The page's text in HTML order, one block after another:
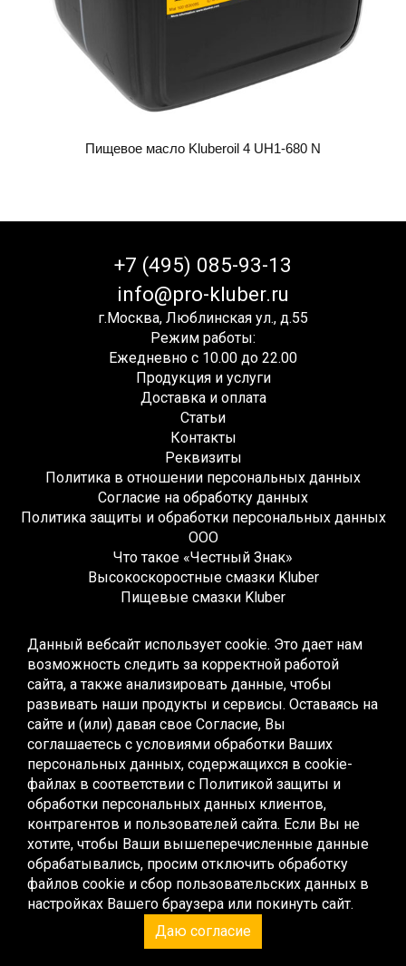
Данный вебсайт использует cookie. Это дает нам
возможность следить за корректной работой
сайта, а также анализировать данные, чтобы
развивать наши продукты и сервисы. Оставаясь на
сайте и (или) давая свое Согласие, Вы
соглашаетесь с условиями обработки Ваших
персональных данных, содержащихся в cookie-
файлах в соответствии с Политикой защиты и
обработки персональных данных клиентов,
контрагентов и пользователей сайта. Если Вы не
хотите, чтобы Ваши вышеперечисленные данные
обрабатывались, просим отключить обработку
файлов cookie и сбор пользовательских данных в
настройках Вашего браузера или покинуть сайт.
Даю согласие
Пищевое масло Kluberoil 4 UH1-680 N
+7 (495) 085-93-13
info@pro-kluber.ru
г.Москва, Люблинская ул., д.55
Режим работы:
Ежедневно с 10.00 до 22.00
Продукция и услуги
Доставка и оплата
Статьи
Контакты
Реквизиты
Политика в отношении персональных данных
Согласие на обработку данных
Политика защиты и обработки персональных данных
ООО
Что такое «Честный Знак»
Высокоскоростные смазки Kluber
Пищевые смазки Kluber
Жидкие смазки Kluber
Монтажные смазки Kluber
Многоцелевые смазки Kluber
Синтетические смазки Kluber
Высокотемпературные смазки Kluber
Низкотемпературные смазки Kluber
Смазки для качения и скольжения Kluber
Смазки для скольжения Kluber
Контактные смазки Kluber
Специальные смазки Kluber
Эксплуатационные смазки Kluber
Жидкие смазки Kluber
Редукторные масла Kluber
Компрессорные масла Kluber
Пищевые масла Kluber
Монтажные пасты Kluber